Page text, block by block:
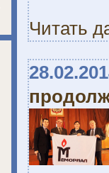
Читать